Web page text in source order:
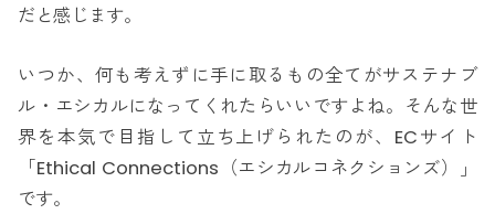
だと感じます。
いつか、何も考えずに手に取るもの全てがサステナブ
ル・エシカルになってくれたらいいですよね。そんな世
界を本気で目指して立ち上げられたのが、ECサイト
「Ethical Connections（エシカルコネクションズ）」
です。